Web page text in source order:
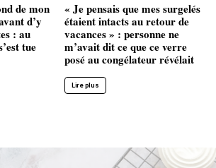
de mon
d’y
: au
tue
« Je pensais que mes surgelés
étaient intacts au retour de
vacances » : personne ne
m’avait dit ce que ce verre
posé au congélateur révélait
Lire plus